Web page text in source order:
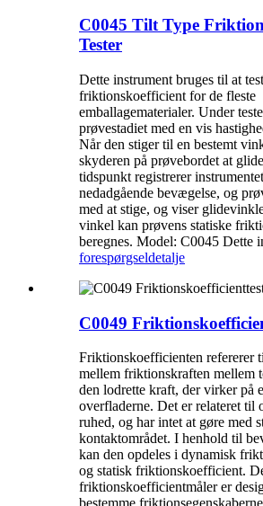
C0045 Tilt Type
Tester
Dette instrument bruges til at
friktionskoefficient for de fleste
emballagematerialer. Under
prøvestadiet med en vis
Når den stiger til en bestemt
skyderen på prøvebordet at
tidspunkt registrerer
nedadgående bevægelse, og
med at stige, og viser
vinkel kan prøvens statiske
beregnes. Model: C0045 Dette
forespørgseldetalje
C0049
Friktionskoefficienten refererer
mellem friktionskraften mellem
den lodrette kraft, der virker på
overfladerne. Det er relateret til
ruhed, og har intet at gøre med
kontaktområdet. I henhold til
kan den opdeles i dynamisk
og statisk friktionskoefficient.
friktionskoefficientmåler er